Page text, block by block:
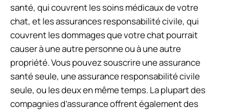
santé, qui couvrent les soins médicaux de votre
chat, et les assurances responsabilité civile, qui
couvrent les dommages que votre chat pourrait
causer à une autre personne ou à une autre
propriété. Vous pouvez souscrire une assurance
santé seule, une assurance responsabilité civile
seule, ou les deux en même temps. La plupart des
compagnies d’assurance offrent également des